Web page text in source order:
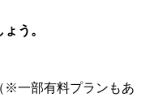
う。
※一部有料プランもあ